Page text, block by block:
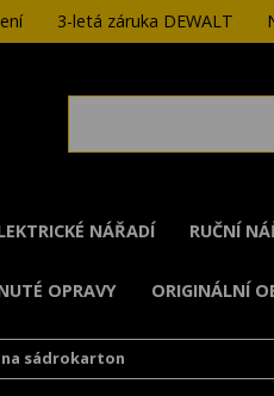
3-letá záruka DEWALT
NÁŘADÍ RUČNÍ
OPRAVY ORIGINÁLNÍ
sádrokarton